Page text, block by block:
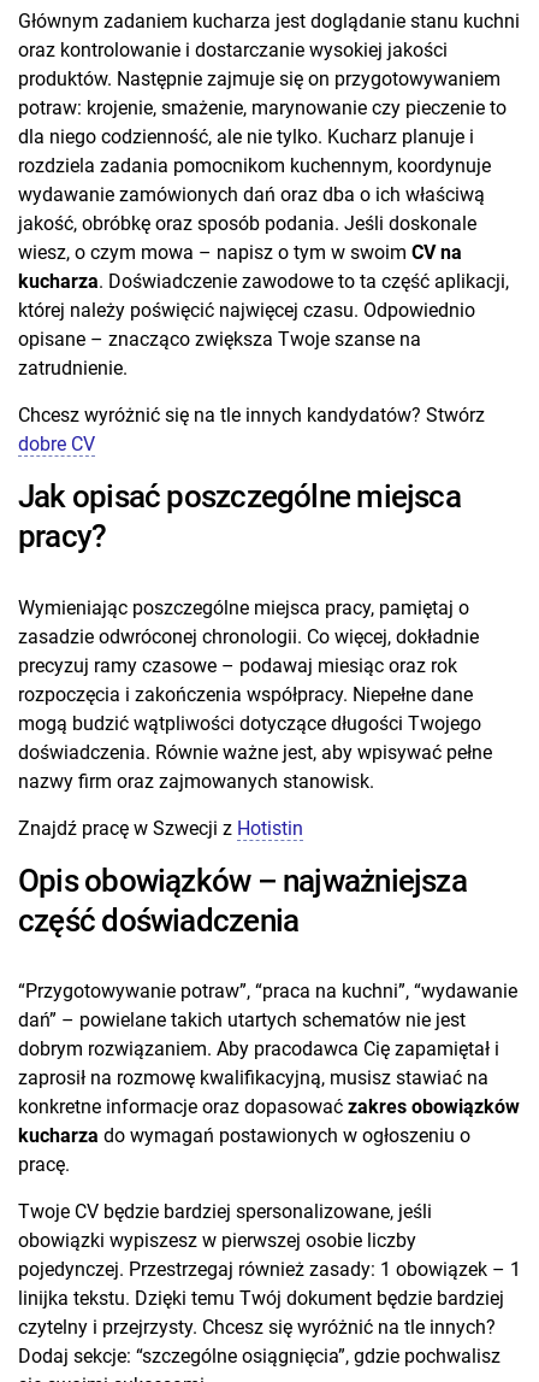
Głównym zadaniem kucharza jest doglądanie stanu kuchni
oraz kontrolowanie i dostarczanie wysokiej jakości
produktów. Następnie zajmuje się on przygotowywaniem
potraw: krojenie, smażenie, marynowanie czy pieczenie to
dla niego codzienność, ale nie tylko. Kucharz planuje i
rozdziela zadania pomocnikom kuchennym, koordynuje
wydawanie zamówionych dań oraz dba o ich właściwą
jakość, obróbkę oraz sposób podania. Jeśli doskonale
wiesz, o czym mowa – napisz o tym w swoim CV na
kucharza. Doświadczenie zawodowe to ta część aplikacji,
której należy poświęcić najwięcej czasu. Odpowiednio
opisane – znacząco zwiększa Twoje szanse na
zatrudnienie.
Chcesz wyróżnić się na tle innych kandydatów? Stwórz
dobre CV
Jak opisać poszczególne miejsca
pracy?
Wymieniając poszczególne miejsca pracy, pamiętaj o
zasadzie odwróconej chronologii. Co więcej, dokładnie
precyzuj ramy czasowe – podawaj miesiąc oraz rok
rozpoczęcia i zakończenia współpracy. Niepełne dane
mogą budzić wątpliwości dotyczące długości Twojego
doświadczenia. Równie ważne jest, aby wpisywać pełne
nazwy firm oraz zajmowanych stanowisk.
Znajdź pracę w Szwecji z Hotistin
Opis obowiązków – najważniejsza
część doświadczenia
“Przygotowywanie potraw”, “praca na kuchni”, “wydawanie
dań” – powielane takich utartych schematów nie jest
dobrym rozwiązaniem. Aby pracodawca Cię zapamiętał i
zaprosił na rozmowę kwalifikacyjną, musisz stawiać na
konkretne informacje oraz dopasować zakres obowiązków
kucharza do wymagań postawionych w ogłoszeniu o
pracę.
Twoje CV będzie bardziej spersonalizowane, jeśli
obowiązki wypiszesz w pierwszej osobie liczby
pojedynczej. Przestrzegaj również zasady: 1 obowiązek – 1
linijka tekstu. Dzięki temu Twój dokument będzie bardziej
czytelny i przejrzysty. Chcesz się wyróżnić na tle innych?
Dodaj sekcje: “szczególne osiągnięcia”, gdzie pochwalisz